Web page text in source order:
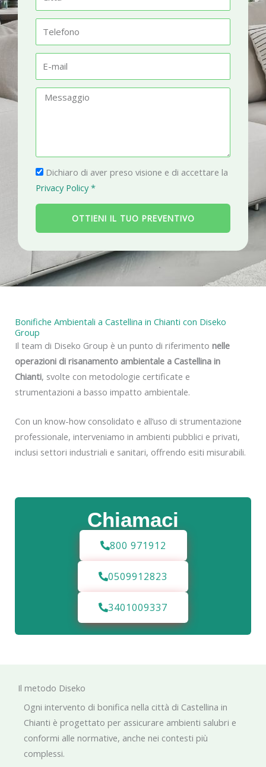
t
à
l
fm
a
g
g
i
P
r
i
a
c
Dichiaro di aver preso visione e di accettare la
Privacy Policy *
OTTIENI IL TUO PREVENTIVO
Chiamaci
800 971912
0509912823
3401009337
Bonifiche Ambientali a Castellina in Chianti con Diseko
Group
Il team di Diseko Group è un punto di riferimento nelle
operazioni di risanamento ambientale a Castellina in
Chianti, svolte con metodologie certificate e
strumentazioni a basso impatto ambientale.
Con un know-how consolidato e all’uso di strumentazione
professionale, interveniamo in ambienti pubblici e privati,
inclusi settori industriali e sanitari, offrendo esiti misurabili.
Il metodo Diseko
Ogni intervento di bonifica nella città di Castellina in
Chianti è progettato per assicurare ambienti salubri e
conformi alle normative, anche nei contesti più
complessi.